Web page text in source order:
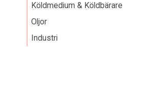
Köldmedium & Köldbärare
Oljor
Industri